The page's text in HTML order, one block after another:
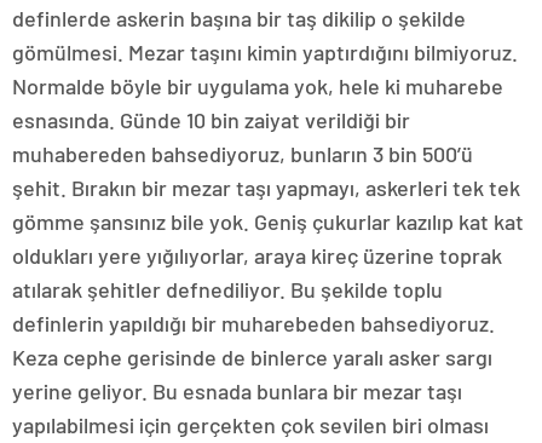
definlerde askerin başına bir taş dikilip o şekilde
gömülmesi. Mezar taşını kimin yaptırdığını bilmiyoruz.
Normalde böyle bir uygulama yok, hele ki muharebe
esnasında. Günde 10 bin zaiyat verildiği bir
muhabereden bahsediyoruz, bunların 3 bin 500’ü
şehit. Bırakın bir mezar taşı yapmayı, askerleri tek tek
gömme şansınız bile yok. Geniş çukurlar kazılıp kat kat
oldukları yere yığılıyorlar, araya kireç üzerine toprak
atılarak şehitler defnediliyor. Bu şekilde toplu
definlerin yapıldığı bir muharebeden bahsediyoruz.
Keza cephe gerisinde de binlerce yaralı asker sargı
yerine geliyor. Bu esnada bunlara bir mezar taşı
yapılabilmesi için gerçekten çok sevilen biri olması